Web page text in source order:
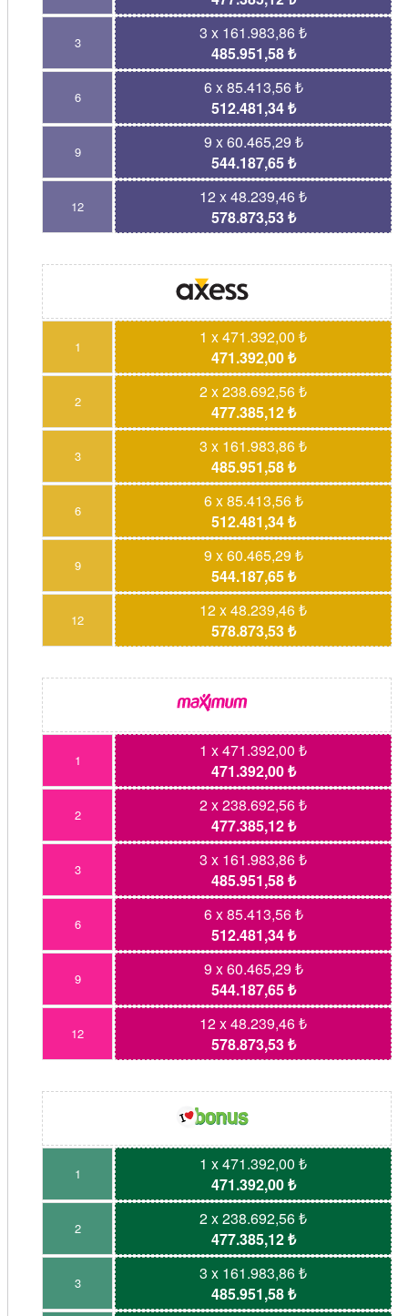
3
3 x 161.983,86 ₺
485.951,58 ₺
6
6 x 85.413,56 ₺
512.481,34 ₺
9
9 x 60.465,29 ₺
544.187,65 ₺
12
12 x 48.239,46 ₺
578.873,53 ₺
1
1 x 471.392,00 ₺
471.392,00 ₺
2
2 x 238.692,56 ₺
477.385,12 ₺
3
3 x 161.983,86 ₺
485.951,58 ₺
6
6 x 85.413,56 ₺
512.481,34 ₺
9
9 x 60.465,29 ₺
544.187,65 ₺
12
12 x 48.239,46 ₺
578.873,53 ₺
1
1 x 471.392,00 ₺
471.392,00 ₺
2
2 x 238.692,56 ₺
477.385,12 ₺
3
3 x 161.983,86 ₺
485.951,58 ₺
6
6 x 85.413,56 ₺
512.481,34 ₺
9
9 x 60.465,29 ₺
544.187,65 ₺
12
12 x 48.239,46 ₺
578.873,53 ₺
1
1 x 471.392,00 ₺
471.392,00 ₺
2
2 x 238.692,56 ₺
477.385,12 ₺
3
3 x 161.983,86 ₺
485.951,58 ₺